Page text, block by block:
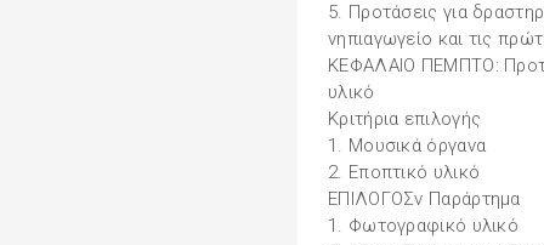
5. Προτάσεις για
νηπιαγωγείο και τις
ΚΕΦΑΛΑΙΟ ΠΕΜΠΤΟ:
υλικό
Κριτήρια επιλογής
1. Μουσικά όργανα
2. Εποπτικό υλικό
ΕΠΙΛΟΓΟΣv Παράρτημα
1. Φωτογραφικό υλικό